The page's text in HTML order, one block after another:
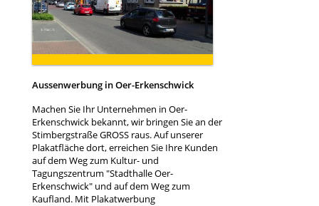
Aussenwerbung in Oer-Erkenschwick
Machen Sie Ihr Unternehmen in Oer-
Erkenschwick bekannt, wir bringen Sie an der
Stimbergstraße GROSS raus. Auf unserer
Plakatfläche dort, erreichen Sie Ihre Kunden
auf dem Weg zum Kultur- und
Tagungszentrum "Stadthalle Oer-
Erkenschwick" und auf dem Weg zum
Kaufland. Mit Plakatwerbung